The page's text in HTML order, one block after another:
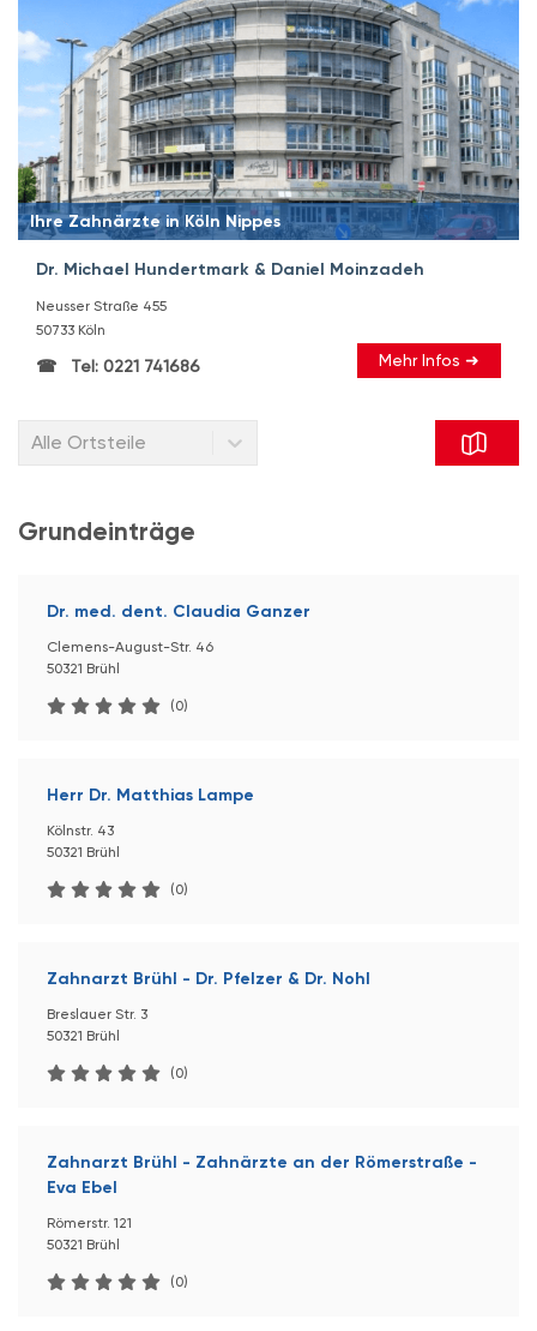
Ihre Zahnärzte in Köln Nippes
Dr. Michael Hundertmark & Daniel Moinzadeh
Neusser Straße 455
50733 Köln
Tel: 0221 741686 Mehr Infos ➜
Alle Ortsteile
Grundeinträge
Dr. med. dent. Claudia Ganzer
Clemens-August-Str. 46
50321 Brühl
(0)
Herr Dr. Matthias Lampe
Kölnstr. 43
50321 Brühl
(0)
Zahnarzt Brühl - Dr. Pfelzer & Dr. Nohl
Breslauer Str. 3
50321 Brühl
(0)
Zahnarzt Brühl - Zahnärzte an der Römerstraße -
Eva Ebel
Römerstr. 121
50321 Brühl
(0)